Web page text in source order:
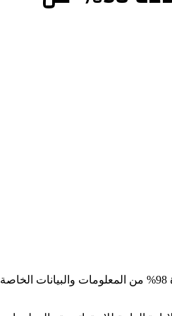
من الخرطوم 21-10-2025 (سونا) – كشف الأمين العام للمجلس الأعلي للاستراتيجية والمعلومات بولاية الخرطوم د. عصام بطران عن استعادة 98% من المعلومات والبيانات الخاصة